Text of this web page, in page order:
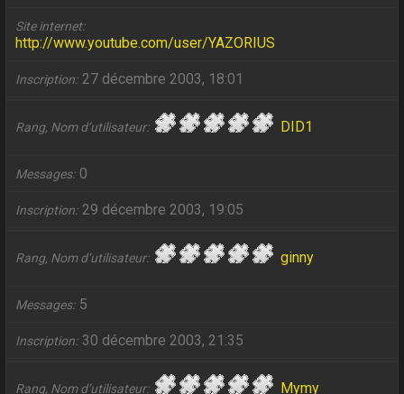
Site internet
http://www.youtube.com/user/YAZORIUS
Inscription 27 décembre 2003, 18:01
Rang, Nom d’utilisateur DID1
Messages 0
Inscription 29 décembre 2003, 19:05
Rang, Nom d’utilisateur ginny
Messages 5
Inscription 30 décembre 2003, 21:35
Rang, Nom d’utilisateur Mymy